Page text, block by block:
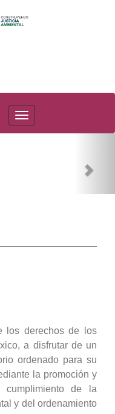
PAOT
los derechos de los
a disfrutar de un
ordenado para su
la promoción y
de la
y del ordenamiento